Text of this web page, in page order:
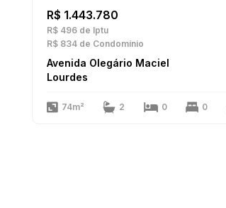
R$ 1.443.780
R$ 496 de Iptu
R$ 834 de Condomínio
Avenida Olegário Maciel
Lourdes
74m² 2 0 0